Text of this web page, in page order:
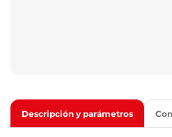
Descripción y parámetros